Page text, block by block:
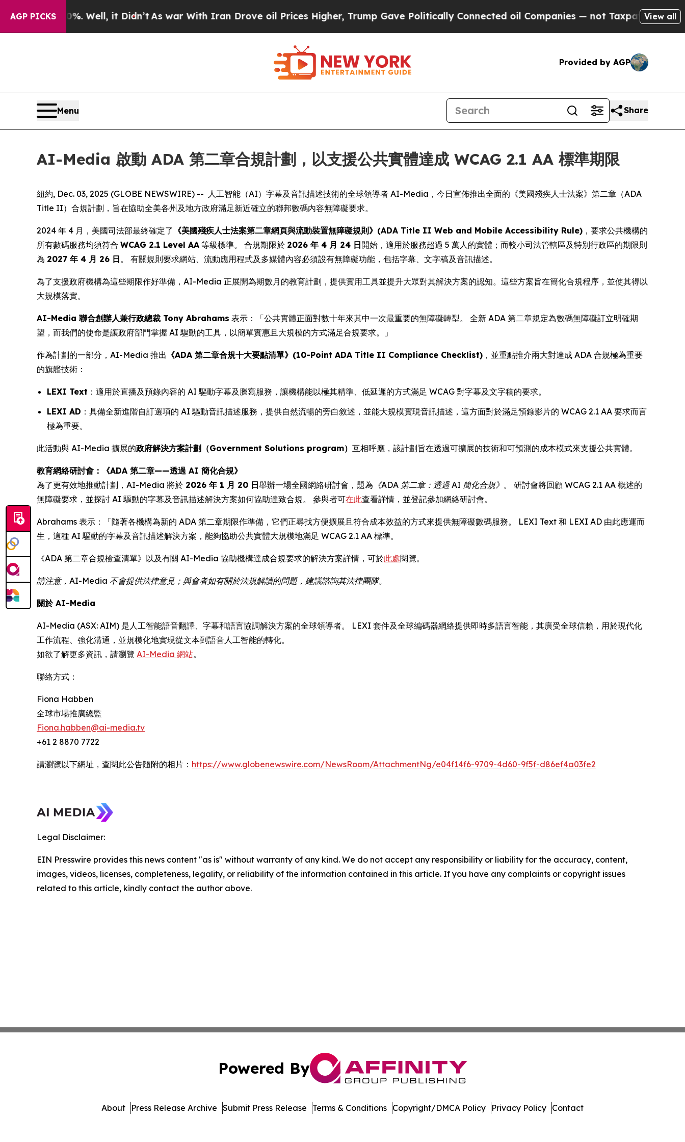
AGP PICKS
40%. Well, it Didn’t As war With Iran Drove oil Prices Higher, Trump Gave Politically Connected oil Companies — not Taxpayers — theView all
Provided by AGP
Menu Share
AI-Media 啟動 ADA 第二章合規計劃，以支援公共實體達成 WCAG 2.1 AA 標準期限
紐約, Dec. 03, 2025 (GLOBE NEWSWIRE) -- 人工智能（AI）字幕及音訊描述技術的全球領導者 AI-Media，今日宣佈推出全面的《美國殘疾人士法案》第二章（ADA
Title II）合規計劃，旨在協助全美各州及地方政府滿足新近確立的聯邦數碼內容無障礙要求。
2024 年 4 月，美國司法部最終確定了 《美國殘疾人士法案第二章網頁與流動裝置無障礙規則》(ADA Title II Web and Mobile Accessibility Rule) ，要求公共機構的
所有數碼服務均須符合 WCAG 2.1 Level AA 等級標準。 合規期限於 2026 年 4 月 24 日開始，適用於服務超過 5 萬人的實體；而較小司法管轄區及特別行政區的期限則
為 2027 年 4 月 26 日 。 有關規則要求網站、流動應用程式及多媒體內容必須設有無障礙功能，包括字幕、文字稿及音訊描述。
為了支援政府機構為這些期限作好準備，AI-Media 正展開為期數月的教育計劃，提供實用工具並提升大眾對其解決方案的認知。這些方案旨在簡化合規程序，並使其得以
大規模落實。
AI-Media 聯合創辦人兼行政總裁 Tony Abrahams 表示：「公共實體正面對數十年來其中一次最重要的無障礙轉型。 全新 ADA 第二章規定為數碼無障礙訂立明確期
望，而我們的使命是讓政府部門掌握 AI 驅動的工具，以簡單實惠且大規模的方式滿足合規要求。」
作為計劃的一部分，AI-Media 推出 《ADA 第二章合規十大要點清單》(10-Point ADA Title II Compliance Checklist) ，並重點推介兩大對達成 ADA 合規極為重要
的旗艦技術：
LEXI Text ：適用於直播及預錄內容的 AI 驅動字幕及謄寫服務，讓機構能以極其精準、低延遲的方式滿足 WCAG 對字幕及文字稿的要求。
LEXI AD ：具備全新進階自訂選項的 AI 驅動音訊描述服務，提供自然流暢的旁白敘述，並能大規模實現音訊描述，這方面對於滿足預錄影片的 WCAG 2.1 AA 要求而言
極為重要。
此活動與 AI-Media 擴展的政府解決方案計劃（Government Solutions program） 互相呼應，該計劃旨在透過可擴展的技術和可預測的成本模式來支援公共實體。
教育網絡研討會：《ADA 第二章——透過 AI 簡化合規》
為了更有效地推動計劃，AI-Media 將於 2026 年 1 月 20 日舉辦一場全國網絡研討會，題為 《ADA 第二章：透過 AI 簡化合規》 。 研討會將回顧 WCAG 2.1 AA 概述的
無障礙要求，並探討 AI 驅動的字幕及音訊描述解決方案如何協助達致合規。 參與者可在此查看詳情，並登記參加網絡研討會。
Abrahams 表示：「隨著各機構為新的 ADA 第二章期限作準備，它們正尋找方便擴展且符合成本效益的方式來提供無障礙數碼服務。 LEXI Text 和 LEXI AD 由此應運而
生，這種 AI 驅動的字幕及音訊描述解決方案，能夠協助公共實體大規模地滿足 WCAG 2.1 AA 標準。
《ADA 第二章合規檢查清單》以及有關 AI-Media 協助機構達成合規要求的解決方案詳情，可於此處閱覽。
請注意，AI-Media 不會提供法律意見；與會者如有關於法規解讀的問題，建議諮詢其法律團隊。
關於 AI-Media
AI-Media (ASX: AIM) 是人工智能語音翻譯、字幕和語言協調解決方案的全球領導者。 LEXI 套件及全球編碼器網絡提供即時多語言智能，其廣受全球信賴，用於現代化
工作流程、強化溝通，並規模化地實現從文本到語音人工智能的轉化。
如欲了解更多資訊，請瀏覽 AI-Media 網站。
聯絡方式：
Fiona Habben
全球市場推廣總監
Fiona.habben@ai-media.tv
+61 2 8870 7722
請瀏覽以下網址，查閱此公告隨附的相片： https://www.globenewswire.com/NewsRoom/AttachmentNg/e04f14f6-9709-4d60-9f5f-d86ef4a03fe2
Legal Disclaimer:
EIN Presswire provides this news content "as is" without warranty of any kind. We do not accept any responsibility or liability for the accuracy, content,
images, videos, licenses, completeness, legality, or reliability of the information contained in this article. If you have any complaints or copyright issues
related to this article, kindly contact the author above.
Powered By
About Press Release Archive Submit Press Release Terms & Conditions Copyright/DMCA Policy Privacy Policy Contact